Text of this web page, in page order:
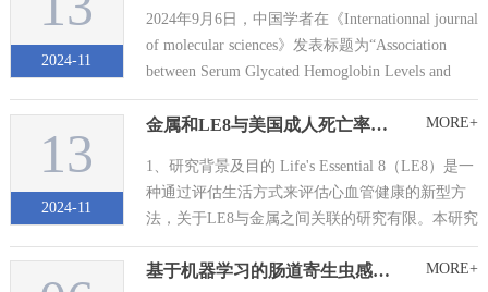
2024-11
2024年9月6日，中国学者在《Internationnal journal
of molecular sciences》发表标题为“Association
between Serum Glycated Hemoglobin Levels and
Female Infer...
13
2024-11
金属和LE8与美国成人死亡率的交互关联：一项前瞻性队列研究 MORE+
1、研究背景及目的 Life's Essential 8（LE8）是一
种通过评估生活方式来评估心血管健康的新型方
法，关于LE8与金属之间关联的研究有限。本研究
旨在进行一项前瞻性队列研究，并调查金属和LE8
对美国成...
基于机器学习的肠道寄生虫感染风险因素分析及流行率预测 MORE+